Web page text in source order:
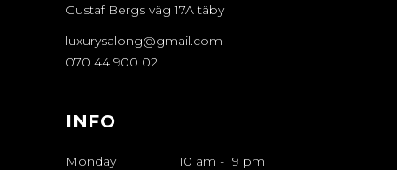
Gustaf Bergs väg 17A täby
luxurysalong@gmail.com
070 44 900 02
INFO
Monday 10 am - 19 pm